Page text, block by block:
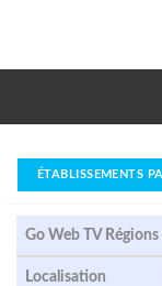
ÉTABLISSEMENTS
Go Web TV
Localisation